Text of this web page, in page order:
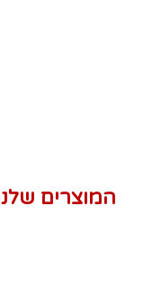
המוצרים